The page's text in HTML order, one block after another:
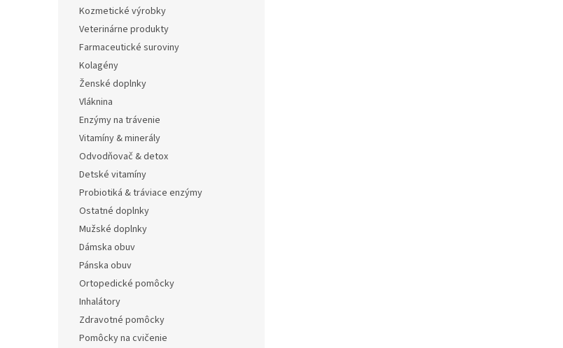
Kozmetické výrobky
Veterinárne produkty
Farmaceutické suroviny
Kolagény
Ženské doplnky
Vláknina
Enzýmy na trávenie
Vitamíny & minerály
Odvodňovač & detox
Detské vitamíny
Probiotiká & tráviace enzýmy
Ostatné doplnky
Mužské doplnky
Dámska obuv
Pánska obuv
Ortopedické pomôcky
Inhalátory
Zdravotné pomôcky
Pomôcky na cvičenie